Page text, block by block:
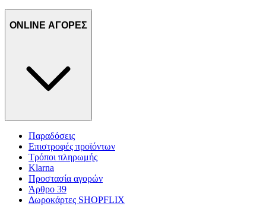
ONLINE ΑΓΟΡΕΣ
Παραδόσεις
Επιστροφές προϊόντων
Τρόποι πληρωμής
Klarna
Προστασία αγορών
Άρθρο 39
Δωροκάρτες SHOPFLIX